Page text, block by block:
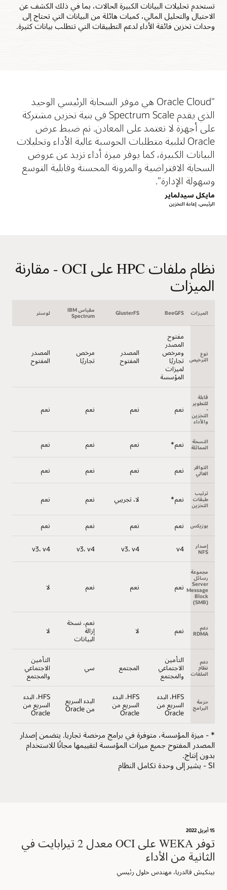
تستخدم تحليلات البيانات الكبيرة الحالات، بما في ذلك الكشف عن
الاحتيال والتحليل المالي، كميات هائلة من البيانات التي تحتاج إلى
وحدات تخزين فائقة الأداء لدعم التطبيقات التي تتطلب بيانات كثيرة.
"Oracle Cloud هي موفر السحابة الرئيسي الوحيد
الذي يقدم Spectrum Scale في بنية تخزين مشتركة
على أجهزة لا تعتمد على المعادن. تم ضبط عرض
Oracle لتلبية متطلبات الحوسبة عالية الأداء وتحليلات
البيانات الكبيرة، كما يوفر ميزة أداء تزيد عن عروض
السحابة الافتراضية والمرونة المحسنة وقابلية التوسع
وسهولة الإدارة".
مايكل سيدلماير
الرئيس، إعادة التخزين
نظام ملفات HPC على OCI - مقارنة
الميزات
الميزات BeeGFS
GlusterFS
مقياس IBM
Spectrum
لوستر
نوع
الترخيص
مفتوح
المصدر
ومرخص
تجاريًا
لميزات
المؤسسة
المصدر
المفتوح
مرخص
تجاريًا
المصدر
المفتوح
قابلة
للتطوير
-
التخزين
والأداء
نعم نعم نعم نعم
النسخة
المماثلة
نعم* نعم نعم نعم
التوافر
العالي
نعم نعم نعم نعم
ترتيب
طبقات
التخزين
نعم* لا، تجريبي نعم نعم
بوزيكس نعم نعم نعم نعم
إصدار
NFS
v4 v3، v4 v3، v4 v3، v4
مجموعة
رسائل
Server
Message
Block
(SMB)
نعم نعم نعم لا
دعم
RDMA
نعم لا
نعم، نسخة
إزالة
البيانات
لا
دعم
نظام
الملفات
التأمين
الاجتماعي
والمجتمع
المجتمع سي
التأمين
الاجتماعي
والمجتمع
حزمة
البرامج
HFS، البدء
السريع من
Oracle
HFS، البدء
السريع من
Oracle
البدء السريع
من Oracle
HFS، البدء
السريع من
Oracle
* - ميزة المؤسسة، متوفرة في برامج مرخصة تجاريا. يتضمن إصدار
المصدر المفتوح جميع ميزات المؤسسة لتقييمها مجانًا للاستخدام
بدون إنتاج.
SI - يشير إلى وحدة تكامل النظام
15 أبريل 2022
توفر WEKA على OCI معدل 2 تيرابايت في
الثانية من الأداء
بينكيش فالدريا، مهندس حلول رئيسي